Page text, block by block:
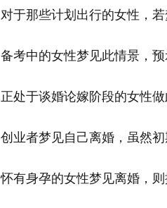
对于那些计划出行的女性，
备考中的女性梦见此情景，
正处于谈婚论嫁阶段的女性
创业者梦见自己离婚，虽然
怀有身孕的女性梦见离婚，